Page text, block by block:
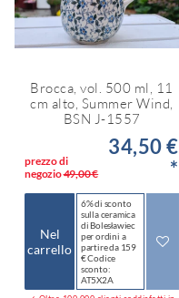
Brocca, vol. 500 ml, 11
cm alto, Summer Wind,
BSN J-1557
prezzo di
negozio49,00 €
34,50 €
*
Nel
carrello
6% di sconto
sulla ceramica
di Bolesławiec
per ordini a
partire da 159
€ Codice
sconto:
AT5X2A